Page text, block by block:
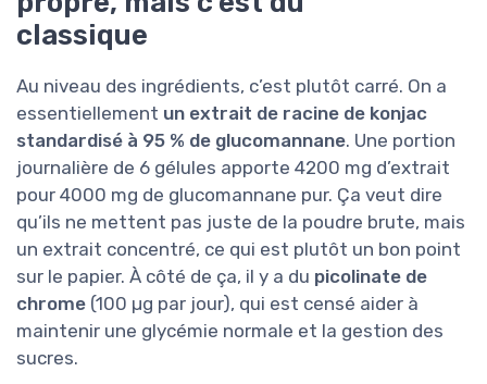
classique
Au niveau des ingrédients, c’est plutôt carré. On a
essentiellement un extrait de racine de konjac
standardisé à 95 % de glucomannane. Une portion
journalière de 6 gélules apporte 4200 mg d’extrait
pour 4000 mg de glucomannane pur. Ça veut dire
qu’ils ne mettent pas juste de la poudre brute, mais
un extrait concentré, ce qui est plutôt un bon point
sur le papier. À côté de ça, il y a du picolinate de
chrome (100 µg par jour), qui est censé aider à
maintenir une glycémie normale et la gestion des
sucres.